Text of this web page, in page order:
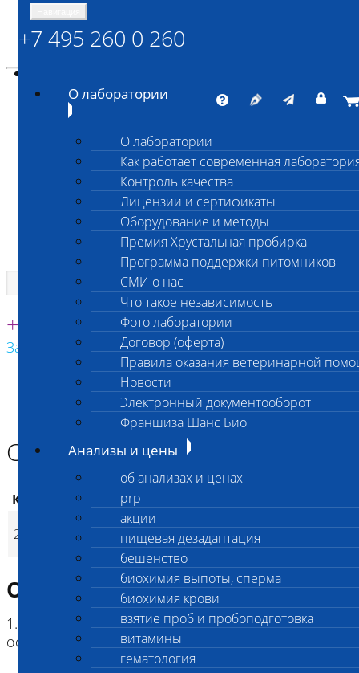
ШАНС БИО
Независимая ветеринарная лаборатория
Единая круглосуточная справочная
+7 495 260 0 260
Заказать звонок с сайта
+7 495 260 0 260
О лаборатории
О лаборатории
Как работает современная
Контроль качества
Лицензии и сертификаты
Оборудование и методы
Премия Хрустальная пробирка
Программа поддержки питомников
СМИ о нас
Что такое независимость
Фото лаборатории
Договор (оферта)
Правила оказания ветеринарной
Новости
Электронный документооборот
Франшиза Шанс Био
Анализы и цены
об анализах и ценах
prp
акции
пищевая дезадаптация
бешенство
биохимия выпоты, сперма
биохимия крови
взятие проб и пробоподготовка
витамины
гематология
Главная страница
Анализы и цены
ГЕМАТОЛОГИЯ
СОЭ
Код Наименование услуг
206
220p (Время исполнения
Описание исследования
1. Цель исследования: определение скорости
оседания эритроцитов в стандартных условиях